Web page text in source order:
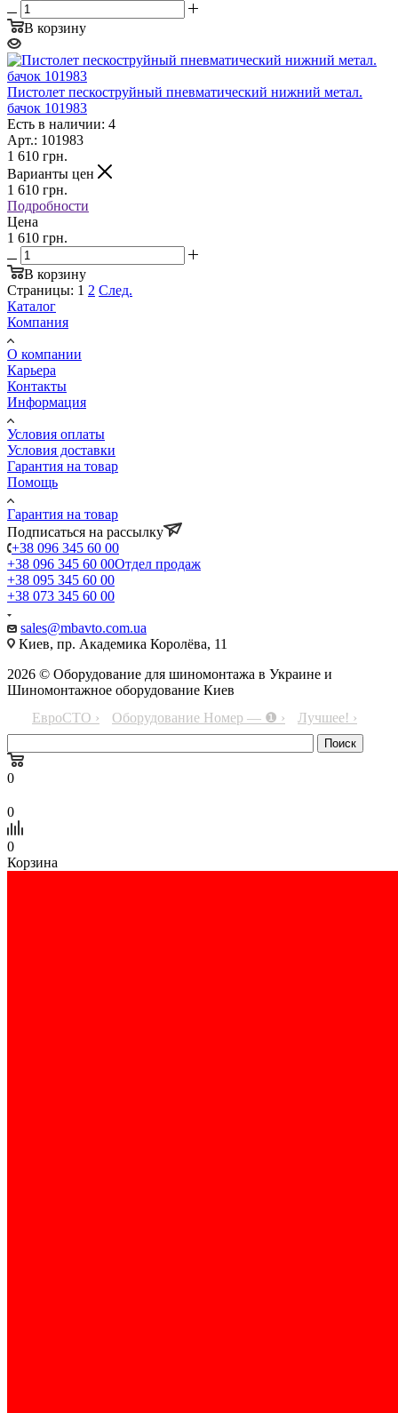
В корзину
Пистолет пескоструйный пневматический нижний метал.
бачок 101983
Есть в наличии: 4
Арт.: 101983
1 610 грн.
Варианты цен
1 610 грн.
Подробности
Цена
1 610 грн.
В корзину
Страницы: 1 2 След.
Каталог
Компания
О компании
Карьера
Контакты
Информация
Условия оплаты
Условия доставки
Гарантия на товар
Помощь
Гарантия на товар
Подписаться на рассылку
+38 096 345 60 00
+38 096 345 60 00Отдел продаж
+38 095 345 60 00
+38 073 345 60 00
sales@mbavto.com.ua
Киев, пр. Академика Королёва, 11
2026 © Оборудование для шиномонтажа в Украине и
Шиномонтажное оборудование Киев
ЕвроСТО ›
Оборудование Номер — ❶ › Лучшее! ›
0
0
0
Корзина